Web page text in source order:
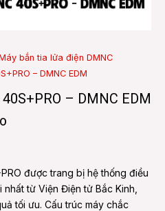
bắn tia lửa điện DMNC
– DMNC EDM
– DMNC EDM
được trang bị hệ thống điều
từ Viện Điện tử Bắc Kinh,
tối ưu. Cấu trúc máy chắc